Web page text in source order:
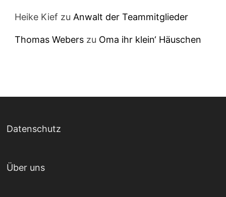
Heike Kief zu Anwalt der Teammitglieder
Thomas Webers zu Oma ihr klein‘ Häuschen
Datenschutz
Über uns